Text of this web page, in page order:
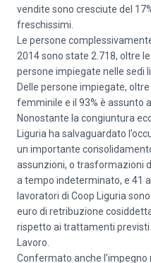
vendite sono cresciute del
freschissimi.
Le persone
2014 sono state 2.718, oltre
persone impiegate nelle sedi
Delle persone impiegate,
femminile e il 93% è assunto
Nonostante la congiuntura
Liguria ha salvaguardato
un importante
assunzioni, o trasformazioni
a tempo indeterminato, e 41
lavoratori di Coop Liguria
euro di retribuzione
rispetto ai trattamenti
Lavoro.
Confermato anche